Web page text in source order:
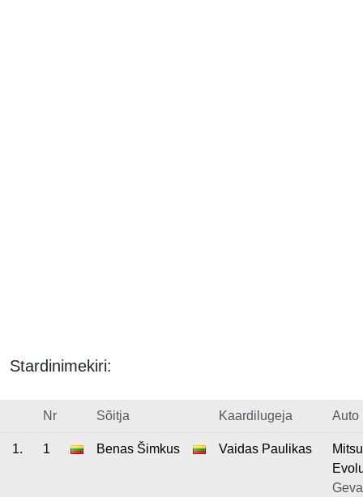
Stardinimekiri:
Nr Sõitja Kaardilugeja Auto
1. 1 Benas Šimkus Vaidas Paulikas